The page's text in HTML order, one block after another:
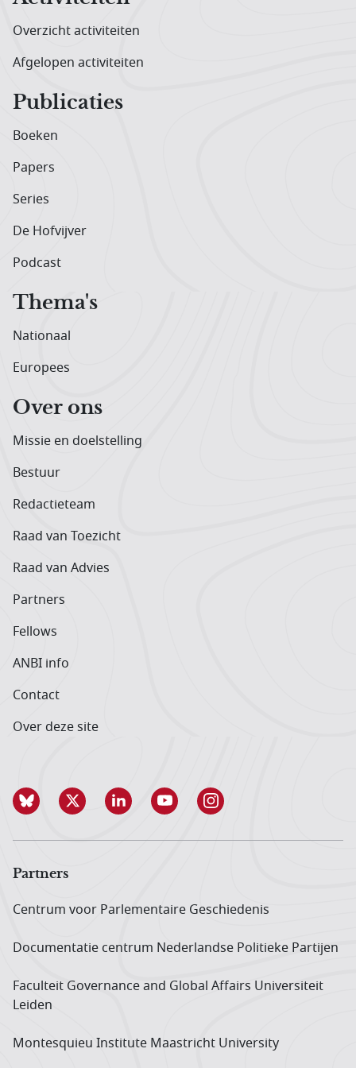
Overzicht activiteiten
Afgelopen activiteiten
Publicaties
Boeken
Papers
Series
De Hofvijver
Podcast
Thema's
Nationaal
Europees
Over ons
Missie en doelstelling
Bestuur
Redactieteam
Raad van Toezicht
Raad van Advies
Partners
Fellows
ANBI info
Contact
Over deze site
Partners
Centrum voor Parlementaire Geschiedenis
Documentatie centrum Neder­landse Politieke Partijen
Faculteit Governance and Global Affairs Universiteit
Leiden
Montesquieu Institute Maastricht University